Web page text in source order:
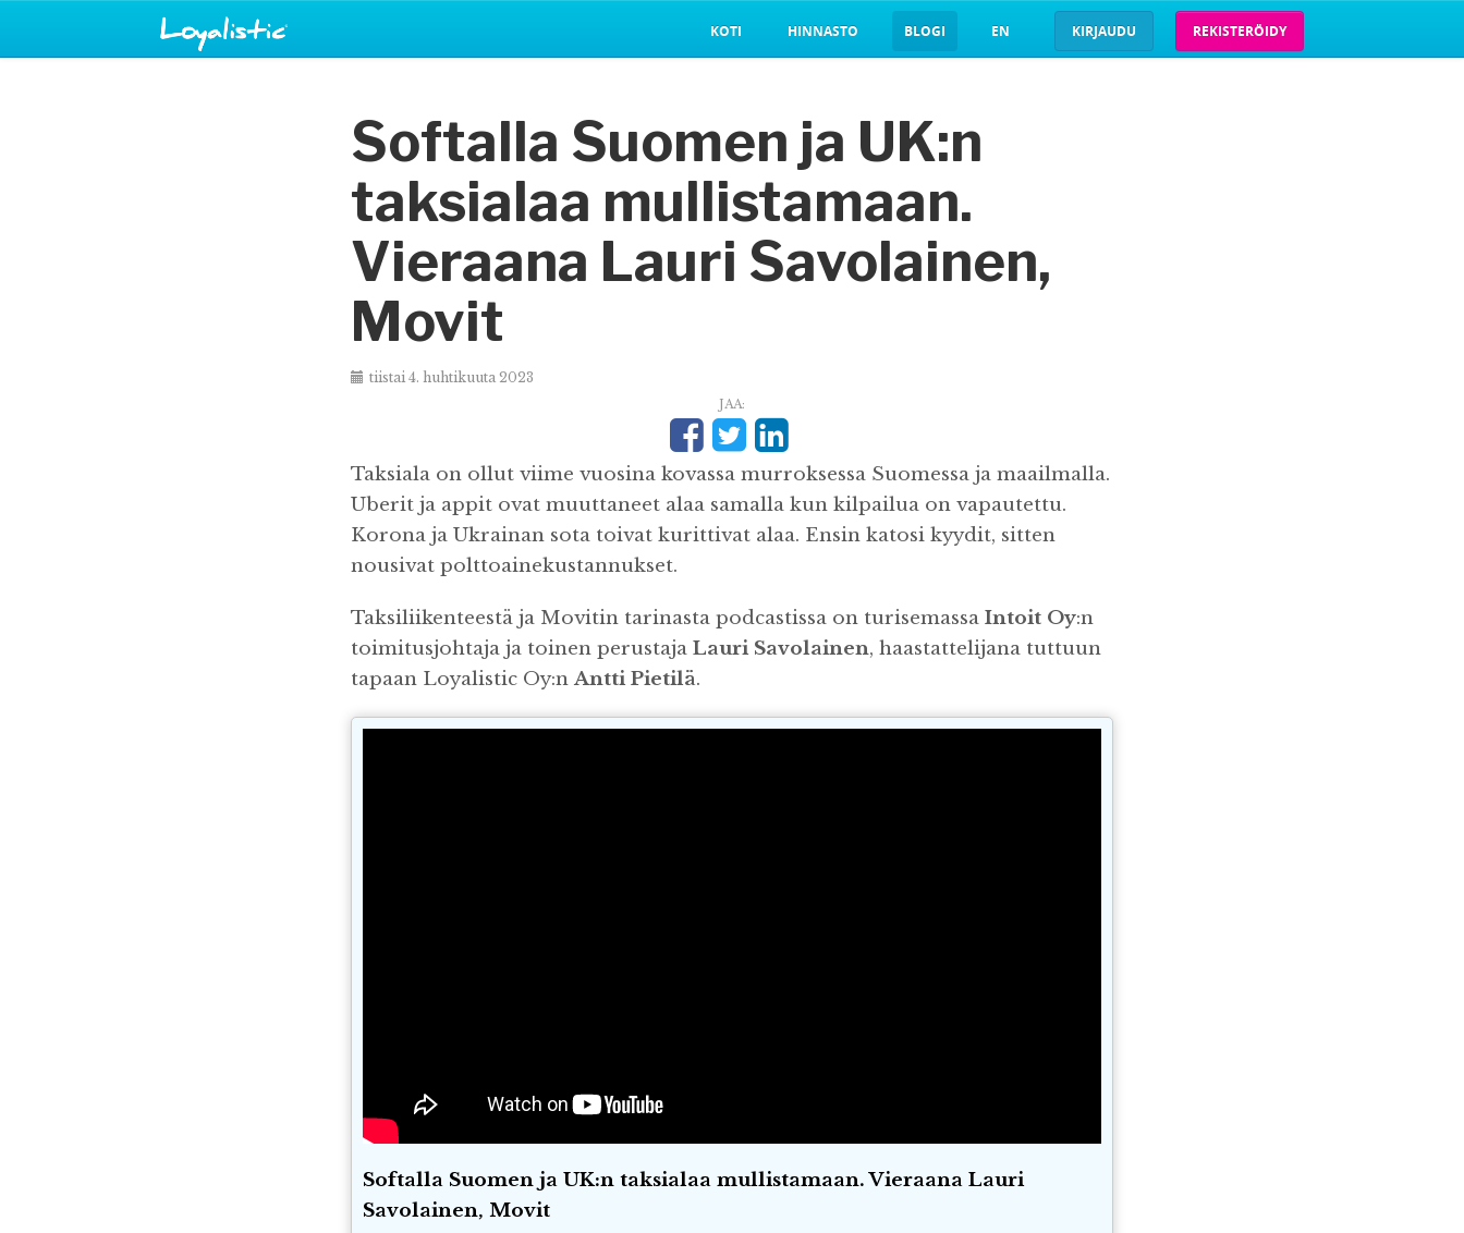
KOTI HINNASTO BLOGI EN KIRJAUDU REKISTERÖIDY
Softalla Suomen ja UK:n
taksialaa mullistamaan.
Vieraana Lauri Savolainen,
Movit
tiistai 4. huhtikuuta 2023
JAA:
Taksiala on ollut viime vuosina kovassa murroksessa Suomessa ja maailmalla.
Uberit ja appit ovat muuttaneet alaa samalla kun kilpailua on vapautettu.
Korona ja Ukrainan sota toivat kurittivat alaa. Ensin katosi kyydit, sitten
nousivat polttoainekustannukset.
Taksiliikenteestä ja Movitin tarinasta podcastissa on turisemassa Intoit Oy:n
toimitusjohtaja ja toinen perustaja Lauri Savolainen, haastattelijana tuttuun
tapaan Loyalistic Oy:n Antti Pietilä.
Softalla Suomen ja UK:n taksialaa mullistamaan. Vieraana Lauri
Savolainen, Movit